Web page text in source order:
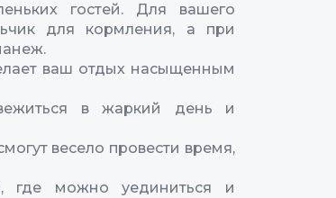
гостей. Для вашего
для кормления, а при
ваш отдых насыщенным
в жаркий день и
весело провести время,
где можно уединиться и